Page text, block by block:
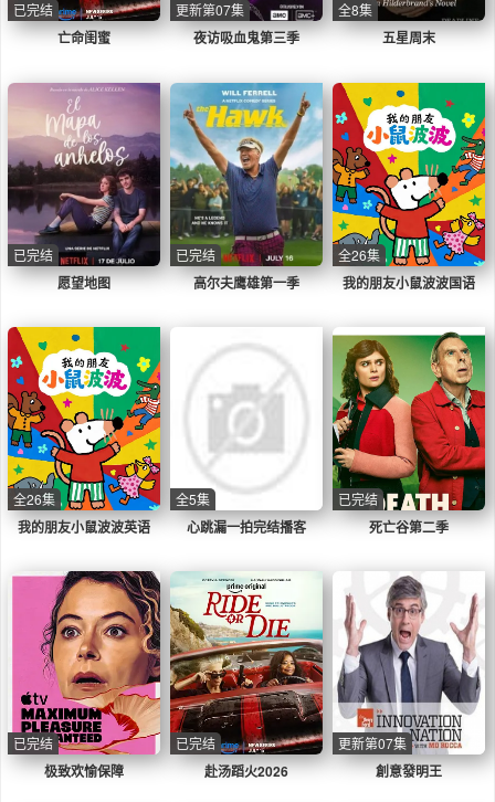
亡命闺蜜
已完结
夜访吸血鬼第三季
更新第07集
五星周末
全8集
愿望地图
已完结
高尔夫鹰雄第一季
已完结
我的朋友小鼠波波国语
全26集
我的朋友小鼠波波英语
全26集
心跳漏一拍完结播客
全5集
死亡谷第二季
已完结
极致欢愉保障
已完结
赴汤蹈火2026
已完结
創意發明王
更新第07集